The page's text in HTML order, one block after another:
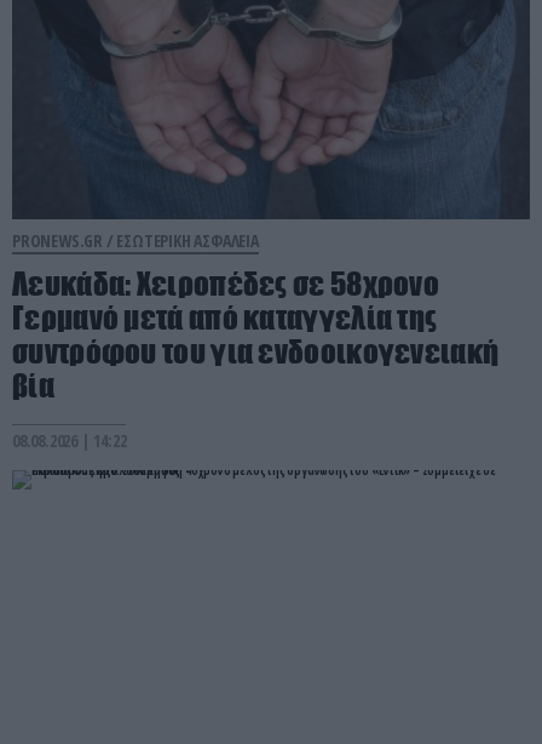
PRONEWS.GR / ΕΣΩΤΕΡΙΚΗ ΑΣΦΑΛΕΙΑ
Λευκάδα: Χειροπέδες σε 58χρονο
Γερμανό μετά από καταγγελία της
συντρόφου του για ενδοοικογενειακή
βία
08.08.2026 | 14:22